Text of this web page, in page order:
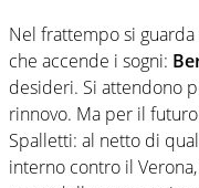
Nel frattempo si guarda
che accende i sogni:
desideri. Si attendono
rinnovo. Ma per il
Spalletti: al netto di
interno contro il